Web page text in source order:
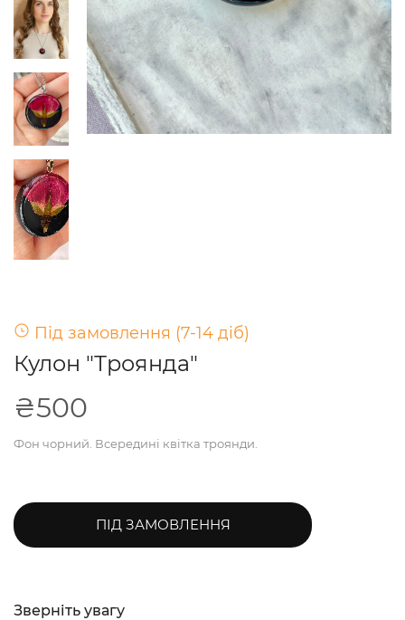
Під замовлення (7-14 діб)
Кулон "Троянда"
₴500
Фон чорний. Всередині квітка троянди.
ПІД ЗАМОВЛЕННЯ
Зверніть увагу